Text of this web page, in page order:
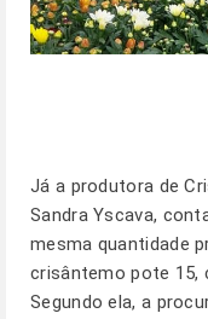
Já a produtora de
Sandra Yscava,
mesma quantidade
crisântemo pote 15,
Segundo ela, a